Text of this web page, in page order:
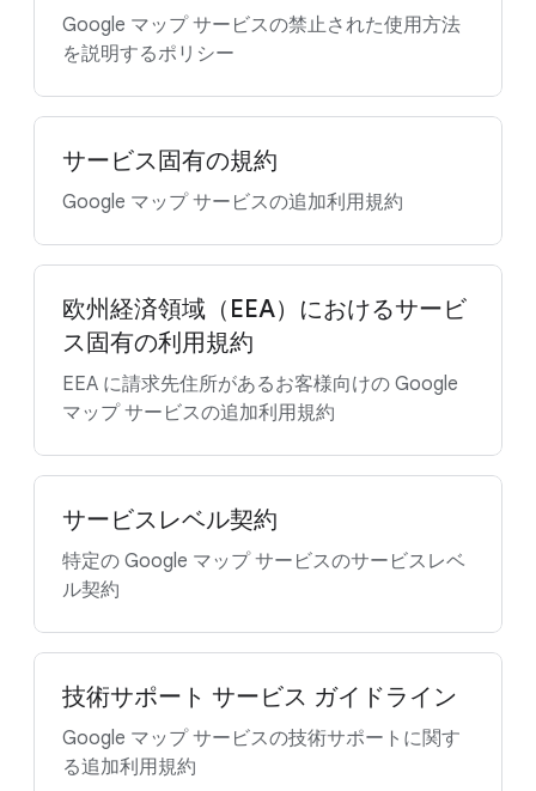
Google マップ サービスの禁止された使用方法
を説明するポリシー
サービス固有の規約
Google マップ サービスの追加利用規約
欧州経済領域（EEA）におけるサービ
ス固有の利用規約
EEA に請求先住所があるお客様向けの Google
マップ サービスの追加利用規約
サービスレベル契約
特定の Google マップ サービスのサービスレベ
ル契約
技術サポート サービス ガイドライン
Google マップ サービスの技術サポートに関す
る追加利用規約